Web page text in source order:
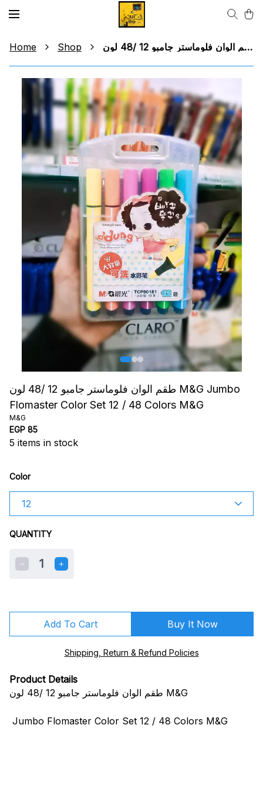
Home Shop طقم الوان فلوماستر جامبو 12 /48 لون M&G Jumbo Flomaster Color Set 12 / 48 Colors M&G
طقم الوان فلوماستر جامبو 12 /48 لون M&G Jumbo
Flomaster Color Set 12 / 48 Colors M&G
M&G
EGP 85
5 items in stock
Color
QUANTITY
1
Add To Cart Buy It Now
Shipping, Return & Refund Policies
Product Details
طقم الوان فلوماستر جامبو 12 /48 لون M&G
Jumbo Flomaster Color Set 12 / 48 Colors M&G